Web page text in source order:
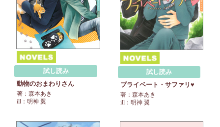
試し読み
動物のおまわりさん
著：森本あき
ill：明神 翼
試し読み
プライベート・サファリ♥
著：森本あき
ill：明神 翼